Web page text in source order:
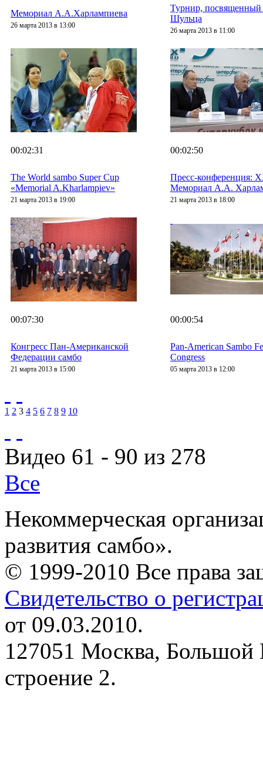
Мемориал А.А.Харлампиева
26 марта 2013 в 13:00
Турнир, посвященный
Шульца
26 марта 2013 в 11:00
00:02:31
The World sambo Super Cup
«Memorial A.Kharlampiev»
21 марта 2013 в 19:00
00:02:50
Пресс-конференция:
Мемориал А.А.
21 марта 2013 в 18:00
00:07:30
Конгресс Пан-Американской
Федерации самбо
21 марта 2013 в 15:00
00:00:54
Pan-American Sambo
Congress
05 марта 2013 в 12:00
1 2 3 4 5 6 7 8 9 10
Видео 61 - 90 из 278
Все
Некоммерческая
развития самбо».
© 1999-2010 Все права
Свидетельство о
от 09.03.2010.
127051 Москва, Большой
строение 2.